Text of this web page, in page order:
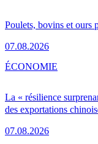
Poulets, bovins et ours
07.08.2026
La « résilience
des exportations
07.08.2026
ÉCONOMIE